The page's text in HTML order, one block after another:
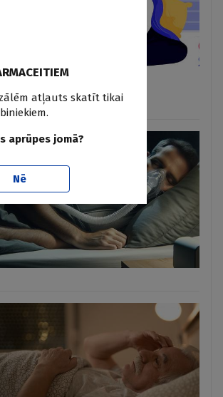
atļauts skatīt tikai
aprūpes jomā?
Nē